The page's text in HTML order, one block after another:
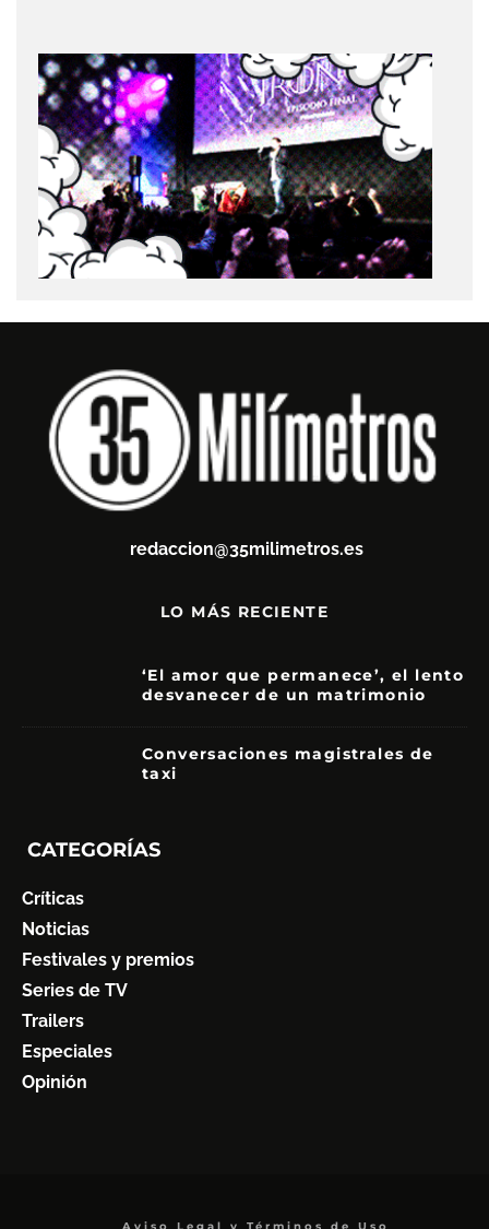
redaccion@35milimetros.es
LO MÁS RECIENTE
‘El amor que permanece’, el lento
desvanecer de un matrimonio
Conversaciones magistrales de
taxi
CATEGORÍAS
Críticas
Noticias
Festivales y premios
Series de TV
Trailers
Especiales
Opinión